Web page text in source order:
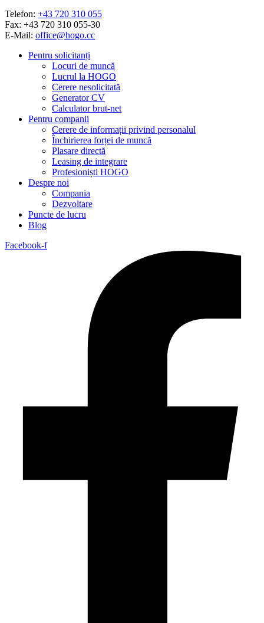
Telefon: +43 720 310 055
Fax: +43 720 310 055-30
E-Mail: office@hogo.cc
Pentru solicitanți
Locuri de muncă
Lucrul la HOGO
Cerere nesolicitată
Generator CV
Calculator brut-net
Pentru companii
Cerere de informații privind personalul
Închirierea forței de muncă
Plasare directă
Leasing de integrare
Profesioniști HOGO
Despre noi
Compania
Dezvoltare
Puncte de lucru
Blog
Facebook-f